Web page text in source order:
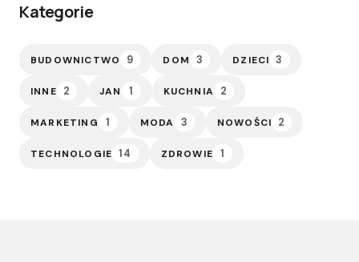
Kategorie
BUDOWNICTWO 9 DOM 3 DZIECI 3
INNE 2 JAN 1 KUCHNIA 2
MARKETING 1 MODA 3 NOWOŚCI 2
TECHNOLOGIE 14 ZDROWIE 1